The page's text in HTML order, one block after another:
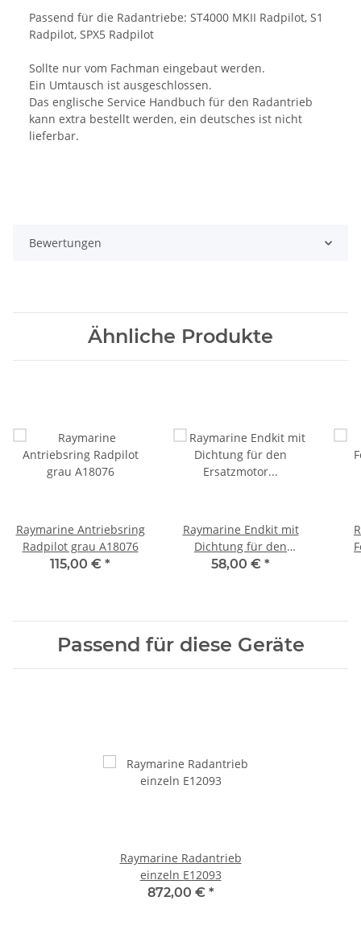
Passend für die Radantriebe: ST4000 MKII Radpilot, S1
Radpilot, SPX5 Radpilot
Sollte nur vom Fachman eingebaut werden.
Ein Umtausch ist ausgeschlossen.
Das englische Service Handbuch für den Radantrieb
kann extra bestellt werden, ein deutsches ist nicht
lieferbar.
Bewertungen
Ähnliche Produkte
Raymarine Antriebsring
Radpilot grau A18076
115,00 € *
Raymarine Endkit mit
Dichtung für den
Ersatzmotor A18092
58,00 € *
Passend für diese Geräte
Raymarine Radantrieb
einzeln E12093
872,00 € *